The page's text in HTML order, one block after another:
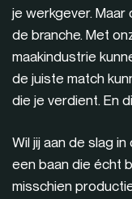
je werkgever.
de branche. Met
maakindustrie
de juiste match
die je verdient. En
Wil jij aan de slag
een baan die écht
misschien